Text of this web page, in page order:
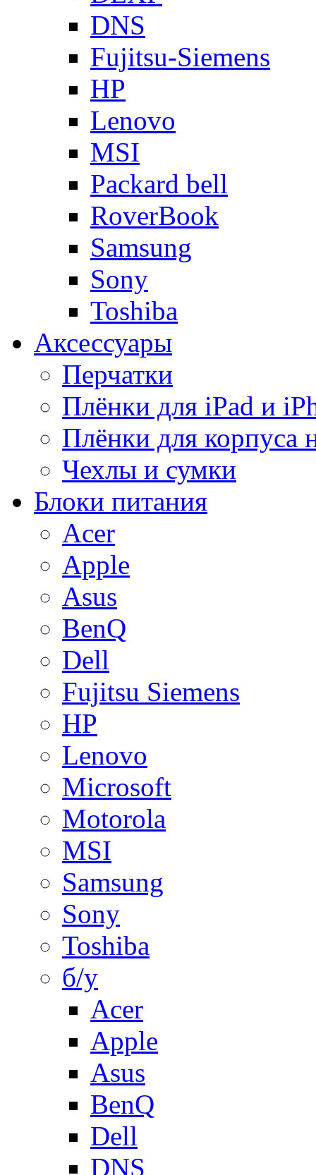
DNS
Fujitsu-Siemens
HP
Lenovo
MSI
Packard bell
RoverBook
Samsung
Sony
Toshiba
Аксессуары
Перчатки
Плёнки для iPad и
Плёнки для корпуса
Чехлы и сумки
Блоки питания
Acer
Apple
Asus
BenQ
Dell
Fujitsu Siemens
HP
Lenovo
Microsoft
Motorola
MSI
Samsung
Sony
Toshiba
б/у
Acer
Apple
Asus
BenQ
Dell
DNS